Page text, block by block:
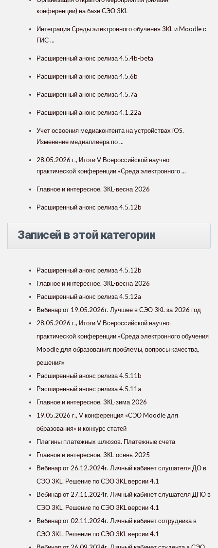
конференции) на базе СЭО 3KL
Интеграция Cреды электронного обучения 3KL и Moodle с
ГИС ...
Расширенный анонс релиза 4.5.4b-beta
Расширенный анонс релиза 4.5.6b
Расширенный анонс релиза 4.5.7a
Расширенный анонс релиза 4.1.22a
Учет освоения медиаконтента на устройствах iOS.
Изменение медиаплеера по ...
28.05.2026 г., Итоги V Всероссийской научно-
практической конференции «Среда электронного ...
Главное и интересное. 3КL-весна 2026
Расширенный анонс релиза 4.5.12b
Записей в этой категории
Расширенный анонс релиза 4.5.12b
Главное и интересное. 3КL-весна 2026
Расширенный анонс релиза 4.5.12a
Вебинар от 19.05.2026г. Лучшее в СЭО 3KL за 2026 год
28.05.2026 г., Итоги V Всероссийской научно-
практической конференции «Среда электронного обучения
Moodle для образования: проблемы, вопросы качества,
решения»
Расширенный анонс релиза 4.5.11b
Расширенный анонс релиза 4.5.11a
Главное и интересное. 3КL-зима 2026
19.05.2026 г., V конференция «СЭО Moodle для
образования» и конкурс статей
Плагины платежных шлюзов. Платежные счета
Главное и интересное. 3КL-осень 2025
Вебинар от 26.12.2024г. Личный кабинет слушателя ДО в
СЭО 3KL. Решение по СЭО 3KL версии 4.1
Вебинар от 27.11.2024г. Личный кабинет слушателя ДПО в
СЭО 3KL. Решение по СЭО 3KL версии 4.1
Вебинар от 02.11.2024г. Личный кабинет сотрудника в
СЭО 3KL. Решение по СЭО 3KL версии 4.1